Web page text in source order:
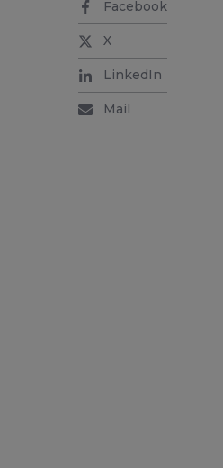
Facebook
X
LinkedIn
Mail